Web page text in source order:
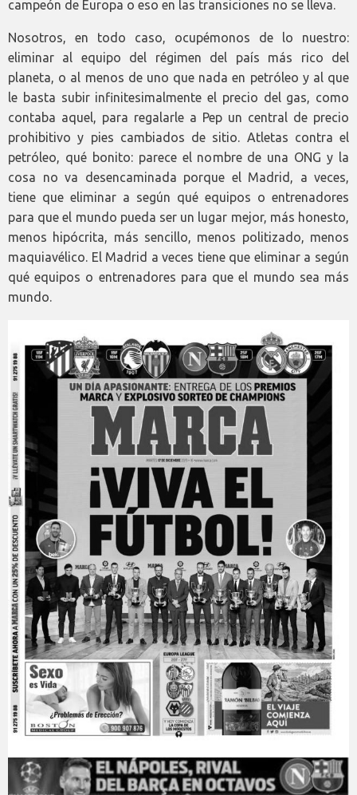
campeón de Europa o eso en las transiciones no se lleva.
Nosotros, en todo caso, ocupémonos de lo nuestro:
eliminar al equipo del régimen del país más rico del
planeta, o al menos de uno que nada en petróleo y al que
le basta subir infinitesimalmente el precio del gas, como
contaba aquel, para regalarle a Pep un central de precio
prohibitivo y pies cambiados de sitio. Atletas contra el
petróleo, qué bonito: parece el nombre de una ONG y la
cosa no va desencaminada porque el Madrid, a veces,
tiene que eliminar a según qué equipos o entrenadores
para que el mundo pueda ser un lugar mejor, más honesto,
menos hipócrita, más sencillo, menos politizado, menos
maquiavélico. El Madrid a veces tiene que eliminar a según
qué equipos o entrenadores para que el mundo sea más
mundo.